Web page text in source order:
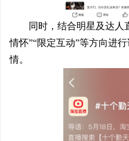
同时，结合明星及达人
情怀”“限定互动”等方向进
情。